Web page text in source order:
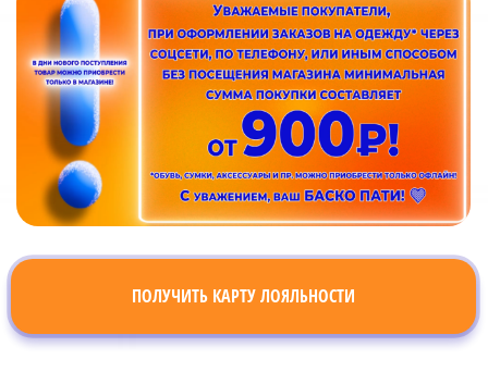
ПОЛУЧИТЬ КАРТУ ЛОЯЛЬНОСТИ